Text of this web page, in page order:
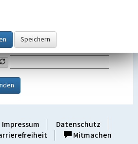
Sie unten das Rechenergebnis aus der
Impressum
Datenschutz
Mitmachen